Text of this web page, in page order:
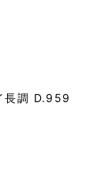
長調 D.959